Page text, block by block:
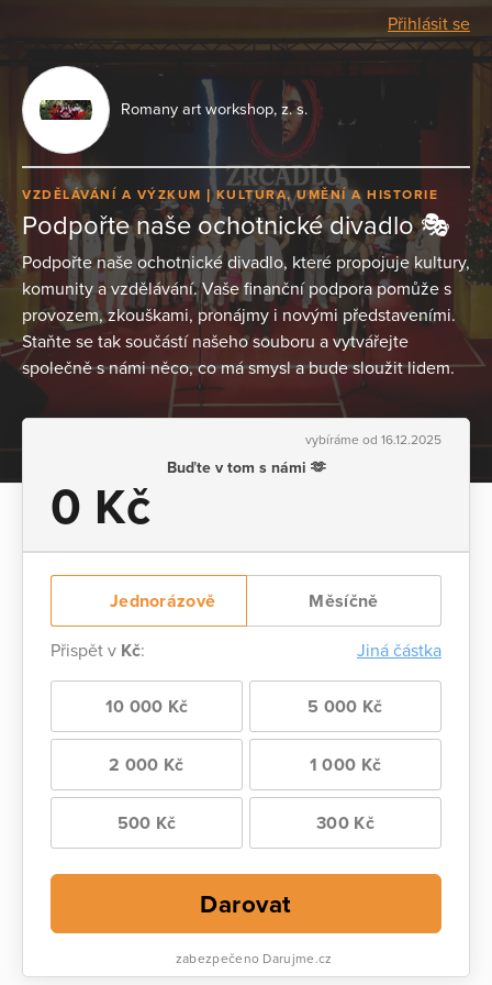
Přihlásit se
Romany art workshop, z. s.
VZDĚLÁVÁNÍ A VÝZKUM KULTURA, UMĚNÍ A HISTORIE
Podpořte naše ochotnické divadlo 🎭
Podpořte naše ochotnické divadlo, které propojuje kultury,
komunity a vzdělávání. Vaše finanční podpora pomůže s
provozem, zkouškami, pronájmy i novými představeními.
Staňte se tak součástí našeho souboru a vytvářejte
společně s námi něco, co má smysl a bude sloužit lidem.
vybíráme od 16.12.2025
Buďte v tom s námi 🫶
0 Kč
Jednorázově Měsíčně
Přispět v Kč: Jiná částka
10 000 Kč 5 000 Kč
2 000 Kč 1 000 Kč
500 Kč 300 Kč
Darovat
zabezpečeno Darujme.cz